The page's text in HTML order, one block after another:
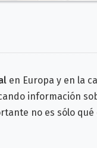
en Europa y en la
información
no es sólo qué